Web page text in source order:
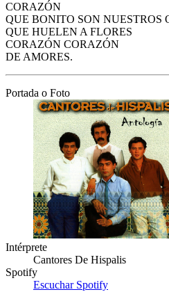
CORAZÓN
QUE BONITO SON NUESTROS
QUE HUELEN A FLORES
CORAZÓN CORAZÓN
DE AMORES.
Portada o Foto
Intérprete
Cantores De Hispalis
Spotify
Escuchar Spotify